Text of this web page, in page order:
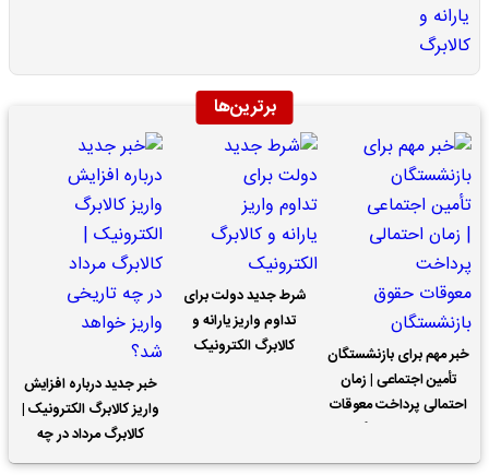
برترین‌ها
خبر مهم برای بازنشستگان
تأمین اجتماعی | زمان
احتمالی پرداخت معوقات
شرط جدید دولت برای
تداوم واریز یارانه و
کالابرگ الکترونیک
خبر جدید درباره افزایش
واریز کالابرگ الکترونیک |
کالابرگ مرداد در چه
تاریخی واریز خواهد شد؟